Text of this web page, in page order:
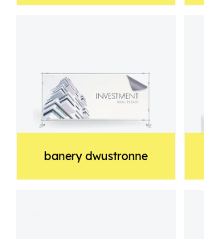
banery dwustronne